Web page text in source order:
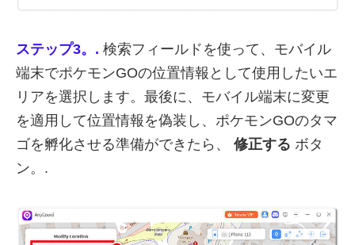
ステップ3。. 検索フィールドを使って、モバイル
端末でポケモンGOの位置情報として使用したいエ
リアを選択します。最後に、モバイル端末に変更
を適用して位置情報を偽装し、ポケモンGOのタマ
ゴを孵化させる準備ができたら、 修正する ボタ
ン。.